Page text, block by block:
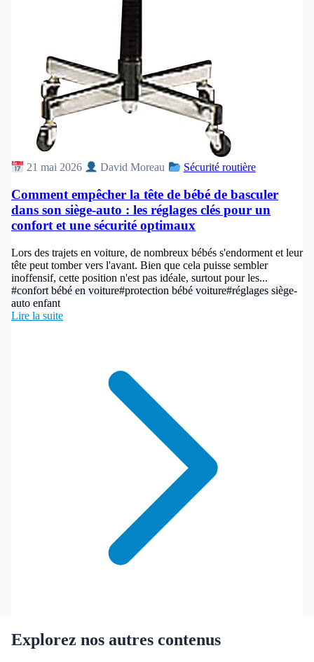
21 mai 2026 David Moreau Sécurité routière
Comment empêcher la tête de bébé de basculer
dans son siège-auto : les réglages clés pour un
confort et une sécurité optimaux
Lors des trajets en voiture, de nombreux bébés s'endorment et leur
tête peut tomber vers l'avant. Bien que cela puisse sembler
inoffensif, cette position n'est pas idéale, surtout pour les...
#confort bébé en voiture#protection bébé voiture#réglages siège-
auto enfant
Lire la suite
Explorez nos autres contenus